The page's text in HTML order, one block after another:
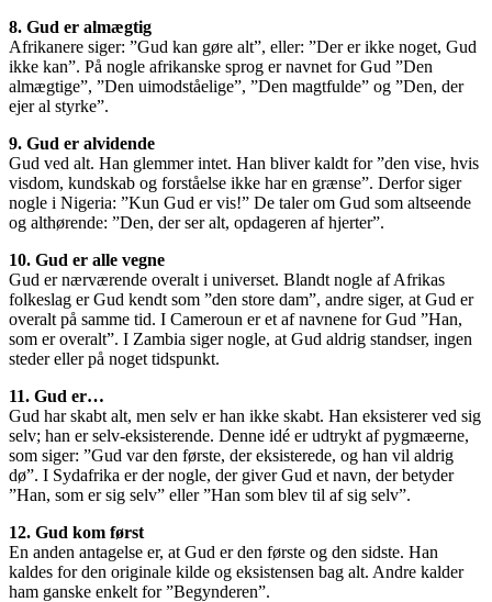
8. Gud er almægtig
Afrikanere siger: ”Gud kan gøre alt”, eller: ”Der er ikke noget, Gud
ikke kan”. På nogle afrikanske sprog er navnet for Gud ”Den
almægtige”, ”Den uimodståelige”, ”Den magtfulde” og ”Den, der
ejer al styrke”.
9. Gud er alvidende
Gud ved alt. Han glemmer intet. Han bliver kaldt for ”den vise, hvis
visdom, kundskab og forståelse ikke har en grænse”. Derfor siger
nogle i Nigeria: ”Kun Gud er vis!” De taler om Gud som altseende
og althørende: ”Den, der ser alt, opdageren af hjerter”.
10. Gud er alle vegne
Gud er nærværende overalt i universet. Blandt nogle af Afrikas
folkeslag er Gud kendt som ”den store dam”, andre siger, at Gud er
overalt på samme tid. I Cameroun er et af navnene for Gud ”Han,
som er overalt”. I Zambia siger nogle, at Gud aldrig standser, ingen
steder eller på noget tidspunkt.
11. Gud er…
Gud har skabt alt, men selv er han ikke skabt. Han eksisterer ved sig
selv; han er selv-eksisterende. Denne idé er udtrykt af pygmæerne,
som siger: ”Gud var den første, der eksisterede, og han vil aldrig
dø”. I Sydafrika er der nogle, der giver Gud et navn, der betyder
”Han, som er sig selv” eller ”Han som blev til af sig selv”.
12. Gud kom først
En anden antagelse er, at Gud er den første og den sidste. Han
kaldes for den originale kilde og eksistensen bag alt. Andre kalder
ham ganske enkelt for ”Begynderen”.